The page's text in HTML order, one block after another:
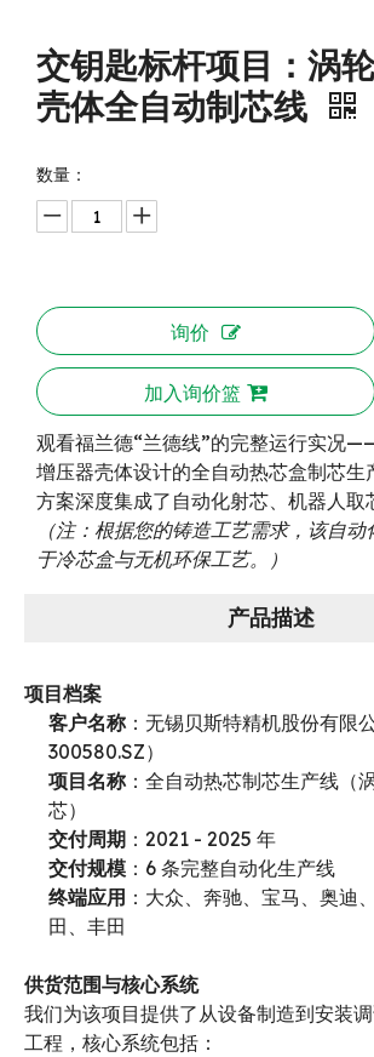
交钥匙标杆项目：涡
壳体全自动制芯线
数量：
询价
加入询价篮
观看福兰德“兰德线”的完整运行实况
增压器壳体设计的全自动热芯盒制芯生
方案深度集成了自动化射芯、机器人取
（注：根据您的铸造工艺需求，该自
于冷芯盒与无机环保工艺。）
产品描述
项目档案
客户名称：无锡贝斯特精机股份有限
300580.SZ）
项目名称：全自动热芯制芯生产线（
芯）
交付周期 ：2021 - 2025 年
交付规模 ：6 条完整自动化生产线
终端应用 ：大众、奔驰、宝马、奥迪
田、丰田
供货范围与核心系统
我们为该项目提供了从设备制造到安装
工程，核心系统包括：